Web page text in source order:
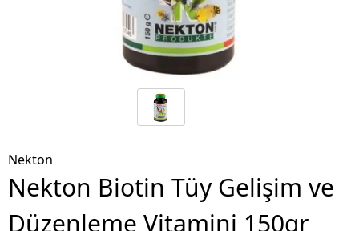
Nekton
Nekton Biotin Tüy Gelişim ve
Düzenleme Vitamini 150gr